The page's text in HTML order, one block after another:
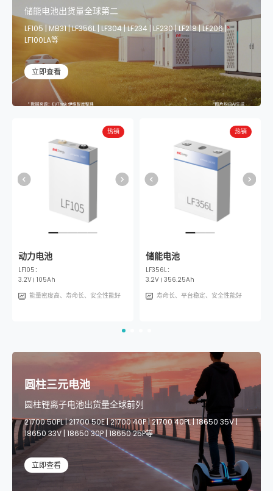
储能电池出货量全球第二
LF105 | MB31 | LF356L | LF304 | LF234 | LF230 | LF218 | LF206 |
LF100LA等
立即查看
热销
动力电池
LF105：
3.2V 105Ah
能量密度高、寿命长、安全性能好
热销
动力电池
LF304：
3.2V 304Ah
热销
储能电池
LF100LA：
3.2V 102Ah
寿命长、平台稳定、安全性能好
热销
储能电池
LF356L：
3.2V 356.25Ah
寿命长、平台稳定、安全性能好
热销
方形三元电池
M32：
圆柱三元电池
圆柱锂离子电池出货量全球前列
21700 50PL | 21700 50E | 21700 40P | 21700 40PL | 18650 35V |
18650 33V | 18650 30P | 18650 25P等
立即查看